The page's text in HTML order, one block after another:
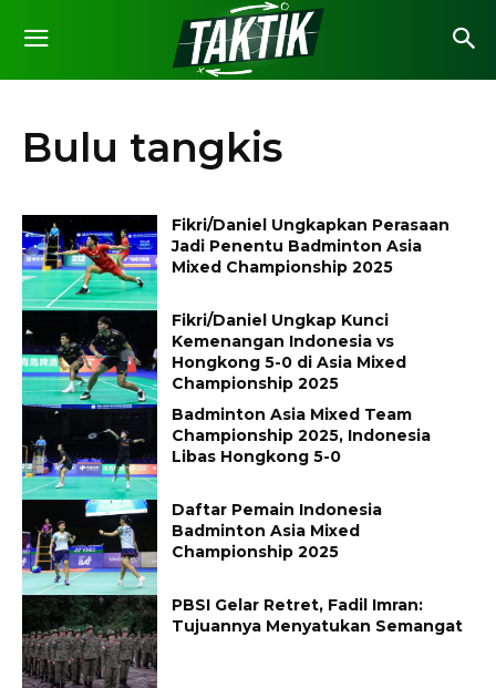
Bulu tangkis
Fikri/Daniel Ungkapkan Perasaan
Jadi Penentu Badminton Asia
Mixed Championship 2025
Fikri/Daniel Ungkap Kunci
Kemenangan Indonesia vs
Hongkong 5-0 di Asia Mixed
Championship 2025
Badminton Asia Mixed Team
Championship 2025, Indonesia
Libas Hongkong 5-0
Daftar Pemain Indonesia
Badminton Asia Mixed
Championship 2025
PBSI Gelar Retret, Fadil Imran:
Tujuannya Menyatukan Semangat